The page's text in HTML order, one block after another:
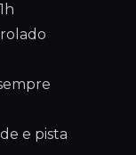
e pista